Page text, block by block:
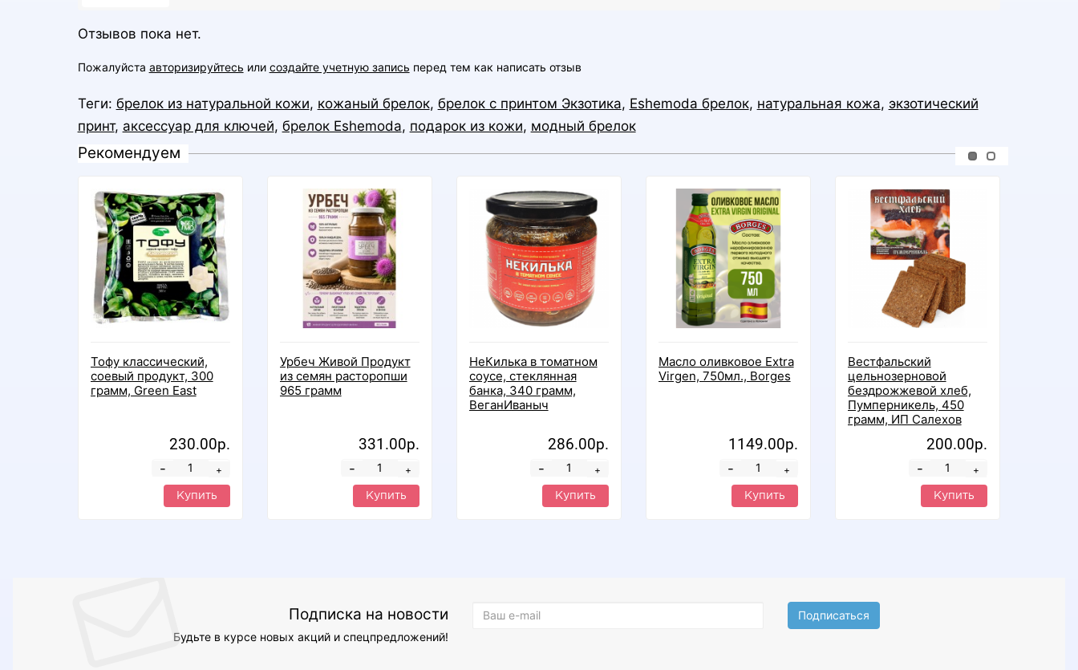
Отзывов пока нет.
Пожалуйста авторизируйтесь или создайте учетную запись перед тем как написать отзыв
Теги: брелок из натуральной кожи, кожаный брелок, брелок с принтом Экзотика, Eshemoda брелок, натуральная кожа, экзотический
принт, аксессуар для ключей, брелок Eshemoda, подарок из кожи, модный брелок
Рекомендуем
Тофу классический,
соевый продукт, 300
грамм, Green East
230.00р.
+
-
Купить
Урбеч Живой Продукт
из семян расторопши
965 грамм
331.00р.
+
-
Купить
НеКилька в томатном
соусе, стеклянная
банка, 340 грамм,
ВеганИваныч
286.00р.
+
-
Купить
Масло оливковое Extra
Virgen, 750мл., Borges
1149.00р.
+
-
Купить
Вестфальский
цельнозерновой
бездрожжевой хлеб,
Пумперникель, 450
грамм, ИП Салехов
200.00р.
+
-
Купить
Подписка на новости
Будьте в курсе новых акций и спецпредложений!
Подписаться